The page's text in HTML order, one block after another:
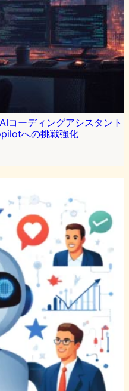
コーディングアシスタント
への挑戦強化